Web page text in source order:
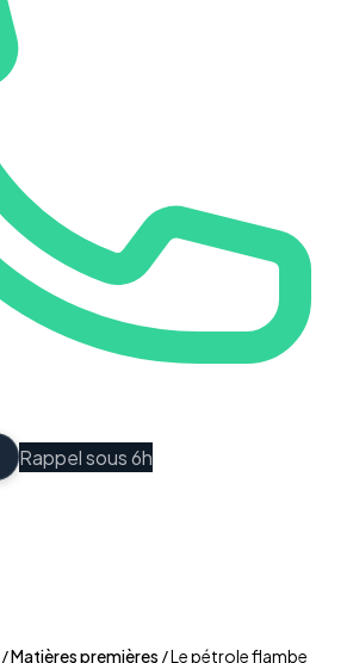
Rappel sous 6h
/Matières premières /Le pétrole flambe